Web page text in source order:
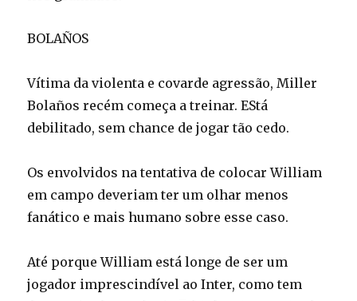
BOLAÑOS
Vítima da violenta e covarde agressão, Miller
Bolaños recém começa a treinar. EStá
debilitado, sem chance de jogar tão cedo.
Os envolvidos na tentativa de colocar William
em campo deveriam ter um olhar menos
fanático e mais humano sobre esse caso.
Até porque William está longe de ser um
jogador imprescindível ao Inter, como tem